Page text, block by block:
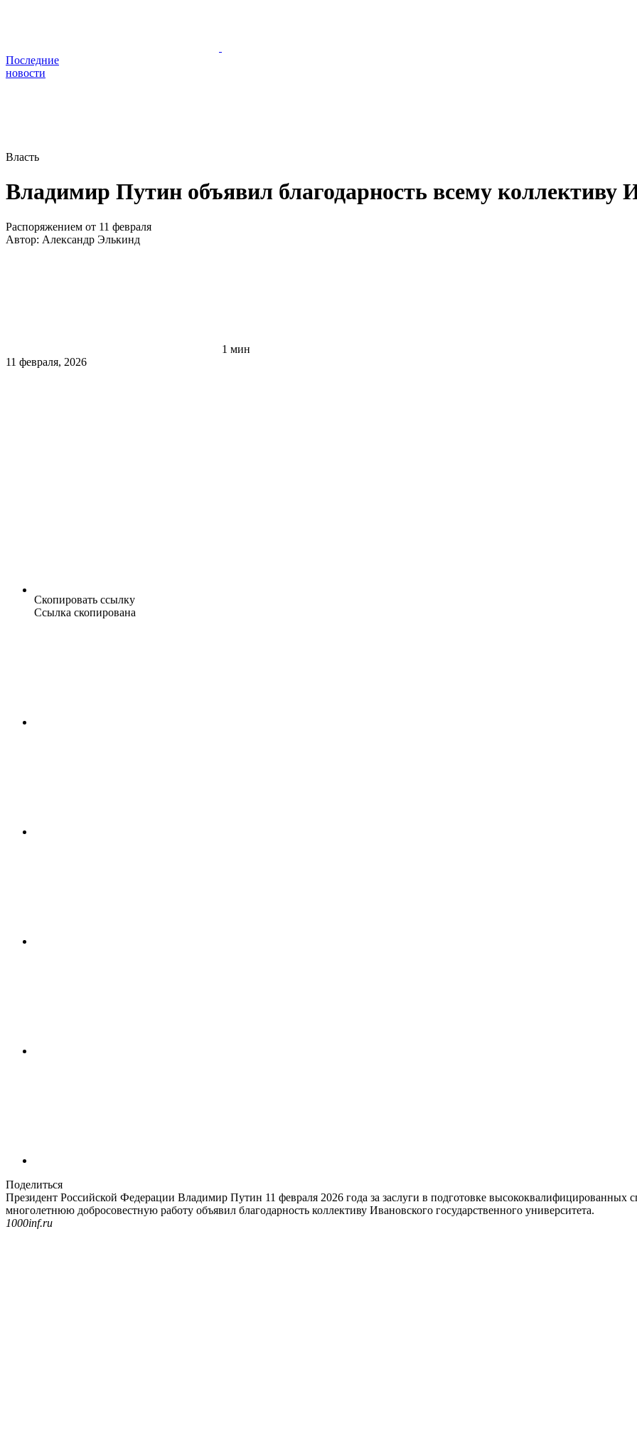
Последние
новости
Власть
Владимир Путин объявил благодарность всему коллективу
Распоряжением от 11 февраля
Автор: Александр Элькинд
1 мин
11 февраля, 2026
Скопировать ссылку
Ссылка скопирована
Поделиться
Президент Российской Федерации Владимир Путин 11 февраля 2026 года за заслуги в подготовке высококвалифицированных
многолетнюю добросовестную работу объявил благодарность коллективу Ивановского государственного университета.
1000inf.ru